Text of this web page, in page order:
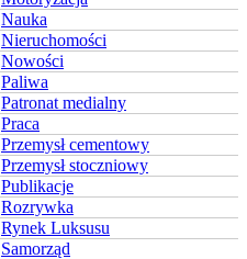
Nauka
Nieruchomości
Nowości
Paliwa
Patronat medialny
Praca
Przemysł cementowy
Przemysł stoczniowy
Publikacje
Rozrywka
Rynek Luksusu
Samorząd